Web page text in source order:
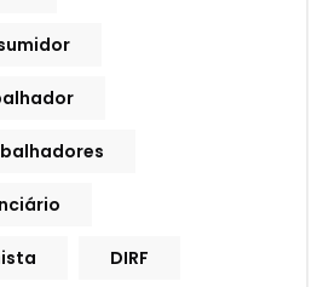
DIRF